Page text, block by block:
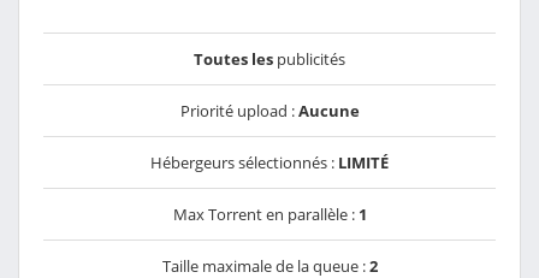
Toutes les publicités
Priorité upload :Aucune
Hébergeurs sélectionnés : LIMITÉ
Max Torrent en parallèle : 1
Taille maximale de la queue :2